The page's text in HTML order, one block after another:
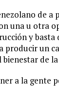
de a
una u otra
y basta
producir un
de la
a la gente